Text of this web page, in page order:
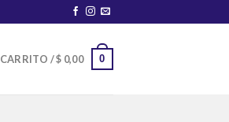
CARRITO /$ 0,00 0